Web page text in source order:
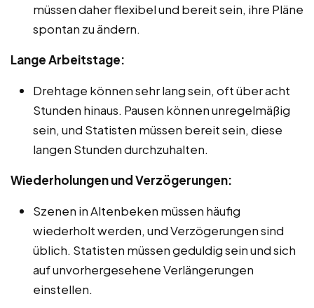
müssen daher flexibel und bereit sein, ihre Pläne
spontan zu ändern.
Lange Arbeitstage:
Drehtage können sehr lang sein, oft über acht
Stunden hinaus. Pausen können unregelmäßig
sein, und Statisten müssen bereit sein, diese
langen Stunden durchzuhalten.
Wiederholungen und Verzögerungen:
Szenen in Altenbeken müssen häufig
wiederholt werden, und Verzögerungen sind
üblich. Statisten müssen geduldig sein und sich
auf unvorhergesehene Verlängerungen
einstellen.